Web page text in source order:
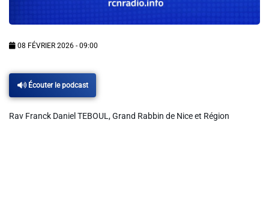
Alerte Méduses 06
Issa Nissa OGC Nice
RCN Soutiens
08 FÉVRIER 2026 - 09:00
Écouter le podcast
Rav Franck Daniel TEBOUL, Grand Rabbin de Nice et Région